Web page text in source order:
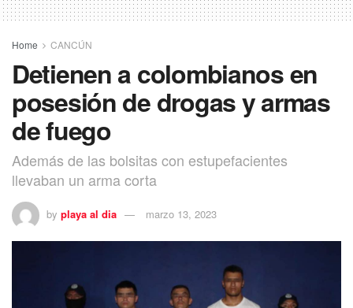
Home CANCÚN
Detienen a colombianos en
posesión de drogas y armas
de fuego
Además de las bolsitas con estupefacientes
llevaban un arma corta
by playa al dia marzo 13, 2023